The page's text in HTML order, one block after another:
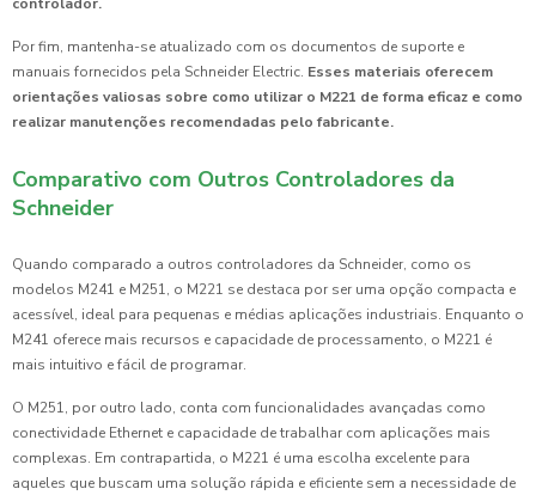
controlador.
Por fim, mantenha-se atualizado com os documentos de suporte e
manuais fornecidos pela Schneider Electric. Esses materiais oferecem
orientações valiosas sobre como utilizar o M221 de forma eficaz e como
realizar manutenções recomendadas pelo fabricante.
Comparativo com Outros Controladores da
Schneider
Quando comparado a outros controladores da Schneider, como os
modelos M241 e M251, o M221 se destaca por ser uma opção compacta e
acessível, ideal para pequenas e médias aplicações industriais. Enquanto o
M241 oferece mais recursos e capacidade de processamento, o M221 é
mais intuitivo e fácil de programar.
O M251, por outro lado, conta com funcionalidades avançadas como
conectividade Ethernet e capacidade de trabalhar com aplicações mais
complexas. Em contrapartida, o M221 é uma escolha excelente para
aqueles que buscam uma solução rápida e eficiente sem a necessidade de